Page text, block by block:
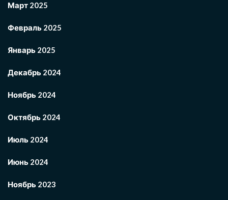
Март 2025
Февраль 2025
Январь 2025
Декабрь 2024
Ноябрь 2024
Октябрь 2024
Июль 2024
Июнь 2024
Ноябрь 2023